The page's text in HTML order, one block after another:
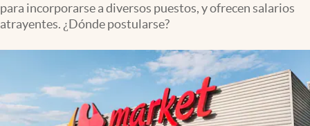
Infotechnology
Mundial 2026
Eventos Corporativos
para incorporarse a diversos puestos, y ofrecen salarios
atrayentes. ¿Dónde postularse?